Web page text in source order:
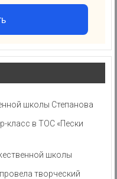
школы Степанова
класс в ТОС «Пески
школы
творческий